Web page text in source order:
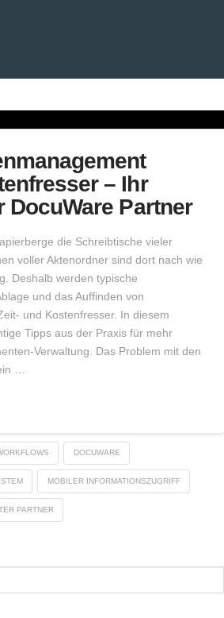
– Ihr
DocuWare Partner
die Schreibtische vieler
voller Aktenordner sind dort nach wie
Deshalb werden typische
und das Auffinden von
und Kostenfresser. In diesem
Tipps aus der Praxis für mehr
Verwaltung. Das Problem mit den
…
DOCUWARE
MOBILER INFORMATIONSZUGRIFF
PARTNER